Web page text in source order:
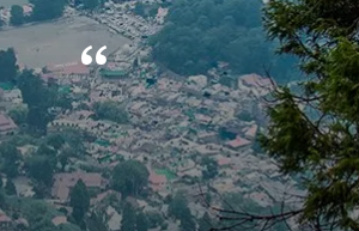
“